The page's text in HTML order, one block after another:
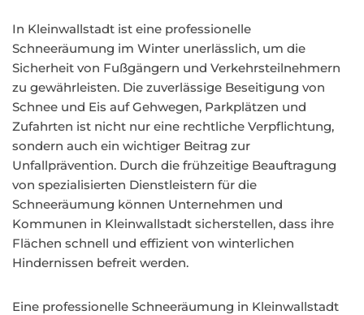
In Kleinwallstadt ist eine professionelle
Schneeräumung im Winter unerlässlich, um die
Sicherheit von Fußgängern und Verkehrsteilnehmern
zu gewährleisten. Die zuverlässige Beseitigung von
Schnee und Eis auf Gehwegen, Parkplätzen und
Zufahrten ist nicht nur eine rechtliche Verpflichtung,
sondern auch ein wichtiger Beitrag zur
Unfallprävention. Durch die frühzeitige Beauftragung
von spezialisierten Dienstleistern für die
Schneeräumung können Unternehmen und
Kommunen in Kleinwallstadt sicherstellen, dass ihre
Flächen schnell und effizient von winterlichen
Hindernissen befreit werden.
Eine professionelle Schneeräumung in Kleinwallstadt